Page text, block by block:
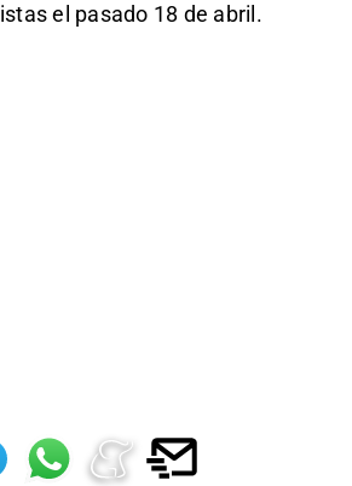
el pasado 18 de abril.